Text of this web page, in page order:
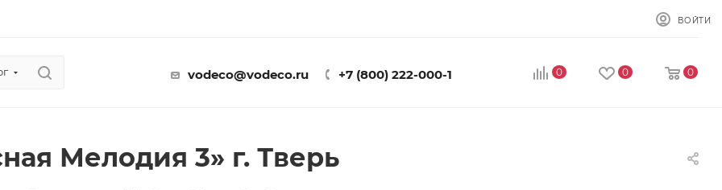
ВОЙТИ
vodeco@vodeco.ru +7 (800) 222-000-1 0 0 0
Мелодия 3» г. Тверь